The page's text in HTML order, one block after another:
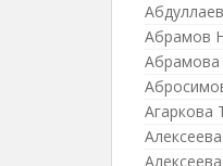
Абрамов
Абрамова
Агаркова